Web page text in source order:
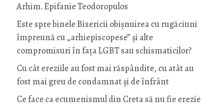
Arhim. Epifanie Teodoropulos
Este spre binele Bisericii obișnuirea cu rugăciuni
împreună cu „arhiepiscopese” și alte
compromisuri în fața LGBT sau schismaticilor?
Cu cât ereziile au fost mai răspândite, cu atât au
fost mai greu de condamnat și de înfrânt
Ce face ca ecumenismul din Creta să nu fie erezie